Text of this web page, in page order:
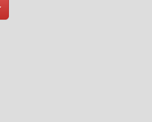
Toggle Dropdown